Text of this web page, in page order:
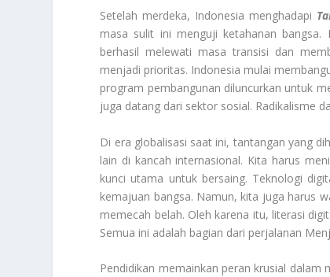
Setelah merdeka, Indonesia menghadapi
masa sulit ini menguji ketahanan bangsa.
berhasil melewati masa transisi dan
menjadi prioritas. Indonesia mulai
program pembangunan diluncurkan untuk
juga datang dari sektor sosial. Radikalisme
Di era globalisasi saat ini, tantangan yang
lain di kancah internasional. Kita harus
kunci utama untuk bersaing. Teknologi
kemajuan bangsa. Namun, kita juga harus
memecah belah. Oleh karena itu, literasi
Semua ini adalah bagian dari perjalanan
Pendidikan memainkan peran krusial